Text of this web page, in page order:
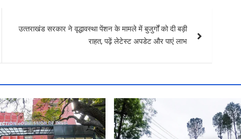
उत्‍तराखंड सरकार ने वृद्धावस्था पेंशन के मामले में बुजुर्गों को दी बड़ी
राहत, पढ़ें लेटेस्‍ट अपडेट और पाएं लाभ